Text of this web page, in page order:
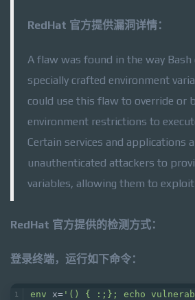
RedHat 官方提供漏洞详情：
A flaw was found in the way Bash
specially crafted environment
could use this flaw to override or
environment restrictions to
Certain services and applications
unauthenticated attackers to
variables, allowing them to
RedHat 官方提供的检测方式：
登录终端，运行如下命令：
env x= '() { :;}; echo